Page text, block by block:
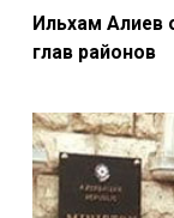
Ильхам Алиев
глав районов